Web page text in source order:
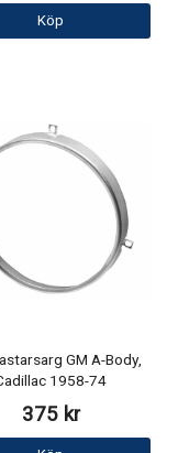
Köp
GM A-Body,
1958-74
375 kr